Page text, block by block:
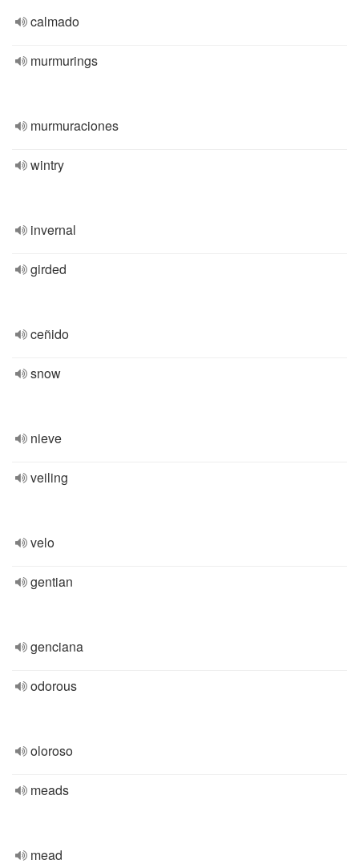
calmado
murmurings
murmuraciones
wintry
invernal
girded
ceñido
snow
nieve
veiling
velo
gentian
genciana
odorous
oloroso
meads
mead